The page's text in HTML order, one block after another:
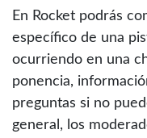
En Rocket podrás
específico de una
ocurriendo en una
ponencia,
preguntas si no
general, los